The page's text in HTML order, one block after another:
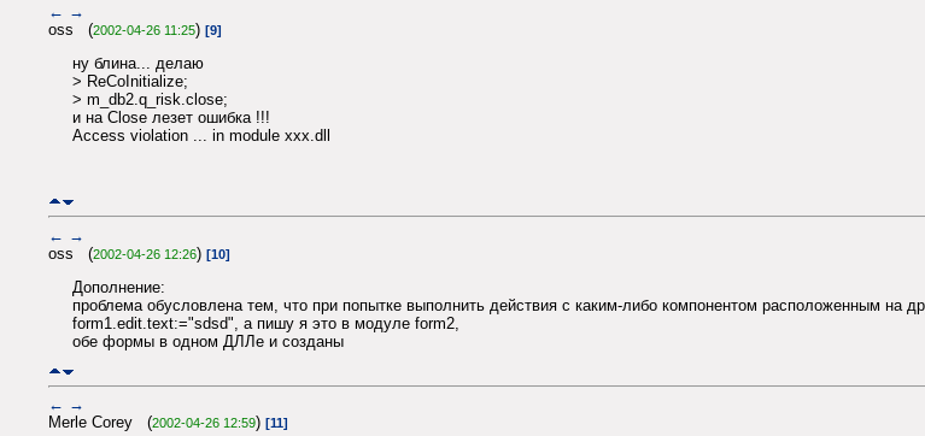
← →
oss (2002-04-26 11:25) [9]
ну блина... делаю
> ReCoInitialize;
> m_db2.q_risk.close;
и на Close лезет ошибка !!!
Access violation ... in module xxx.dll
← →
oss (2002-04-26 12:26) [10]
Дополнение:
проблема обусловлена тем, что при попытке выполнить действия с каким-либо компонентом расположенным на
form1.edit.text:="sdsd", а пишу я это в модуле form2,
обе формы в одном ДЛЛе и созданы
← →
Merle Corey (2002-04-26 12:59) [11]